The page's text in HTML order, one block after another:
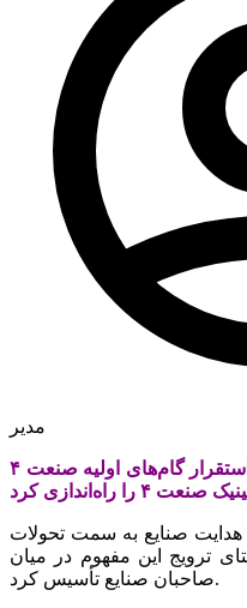
مدیر
کمیسیون صنعت اتاق ایران با هدف استقرار گام‌های اولیه صنعت ۴
صنایع به سمت تحولات
صنعت ۴ را در راستای ترویج این مفهوم در میان
صاحبان صنایع تأسیس کرد.